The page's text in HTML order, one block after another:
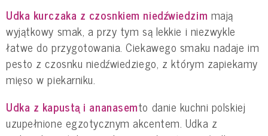
Udka kurczaka z czosnkiem niedźwiedzim mają
wyjątkowy smak, a przy tym są lekkie i niezwykle
łatwe do przygotowania. Ciekawego smaku nadaje im
pesto z czosnku niedźwiedziego, z którym zapiekamy
mięso w piekarniku.
Udka z kapustą i ananasemto danie kuchni polskiej
uzupełnione egzotycznym akcentem. Udka z